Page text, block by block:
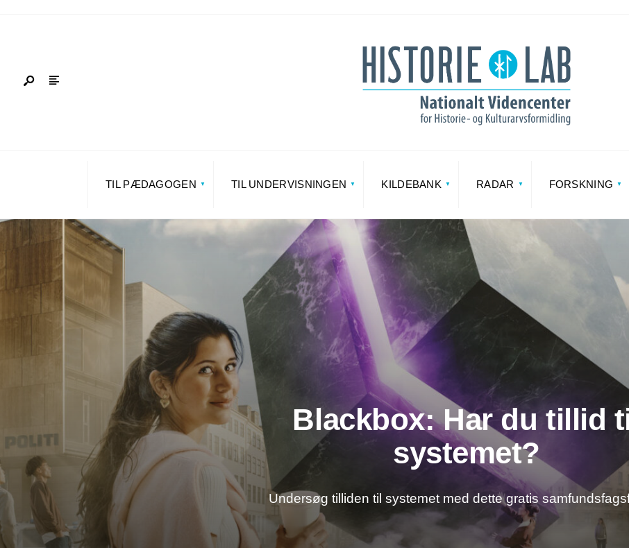
TIL PÆDAGOGEN TIL UNDERVISNINGEN KILDEBANK RADAR FORSKNING
Blackbox: Har du tillid
systemet?
Undersøg tilliden til systemet med dette gratis